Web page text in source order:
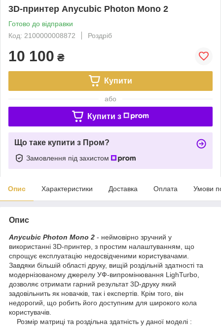
3D-принтер Anycubic Photon Mono 2
Готово до відправки
Код: 2100000008872
Роздріб
10 100 ₴
Купити
або
Купити з
Що таке купити з Пром?
Замовлення під захистом
Опис Характеристики Доставка Оплата Умови
Опис
Anycubic Photon Mono 2 - неймовірно зручний у
використанні 3D-принтер, з простим налаштуванням, що
спрощує експлуатацію недосвідченими користувачами.
Завдяки більшій області друку, вищій роздільній здатності та
модернізованому джерелу УФ-випромінювання LighTurbo,
дозволяє отримати гарний результат 3D-друку який
задовільнить як новачків, так і експертів. Крім того, він
недорогий, що робить його доступним для широкого кола
користувачів.
Розмір матриці та роздільна здатність у даної моделі :